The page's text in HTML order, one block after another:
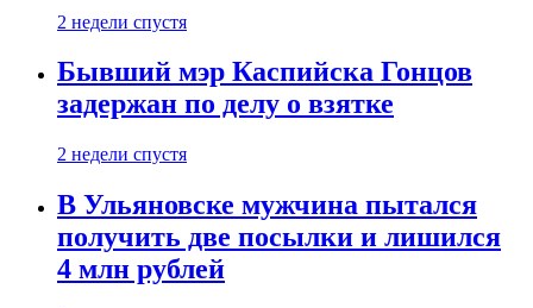
2 недели спустя
Бывший мэр Каспийска Гонцов
задержан по делу о взятке
2 недели спустя
В Ульяновске мужчина пытался
получить две посылки и лишился
4 млн рублей